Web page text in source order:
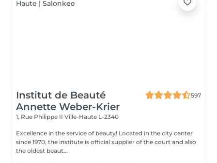
Institut de Beauté
Annette Weber-Krier
597
1, Rue Philippe II Ville-Haute L-2340
Excellence in the service of beauty! Located in the city center
since 1970, the institute is official supplier of the court and also
the oldest beaut...